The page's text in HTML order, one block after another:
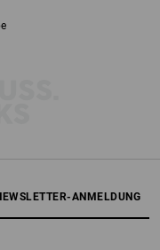
ANMELDUNG